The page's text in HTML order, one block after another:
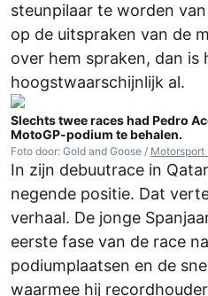
steunpilaar te worden
op de uitspraken van de
over hem spraken, dan is
hoogstwaarschijnlijk al.
Slechts twee races had Pedro
MotoGP-podium te behalen.
Foto door: Gold and Goose / Motorsport
In zijn debuutrace in
negende positie. Dat
verhaal. De jonge
eerste fase van de race
podiumplaatsen en de
waarmee hij